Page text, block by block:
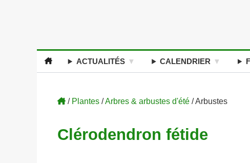
ACTUALITÉS CALENDRIER
/ Plantes /Arbres & arbustes d'été / Arbustes
Clérodendron fétide